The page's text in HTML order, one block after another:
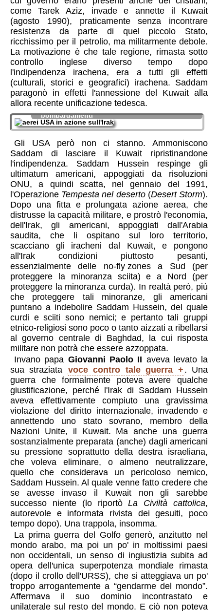
come Tarek Aziz, invade e annette il Kuwait
(agosto 1990), praticamente senza incontrare
resistenza da parte di quel piccolo Stato,
ricchissimo per il petrolio, ma militarmente debole.
La motivazione è che tale regione, rimasta sotto
controllo inglese diverso tempo dopo
l'indipendenza irachena, era a tutti gli effetti
(culturali, storici e geografici) irachena. Saddam
paragonò in effetti l'annessione del Kuwait alla
allora recente unificazione tedesca.
aerei USA in azione sull'Irak: la prima guerra
del Golfo fu combattuta essenzialmente con
bombardamenti
Gli USA però non ci stanno. Ammoniscono
Saddam di lasciare il Kuwait ripristinandone
l'indipendenza. Saddam Hussein respinge gli
ultimatum americani, appoggiati da risoluzioni
ONU, a quindi scatta, nel gennaio del 1991,
l'Operazione Tempesta nel deserto(Desert Storm).
Dopo una fitta e prolungata azione aerea, che
distrusse la capacità militare, e prostrò l'economia,
dell'Irak, gli americani, appoggiati dall'Arabia
saudita, che li ospitano sul loro territorio,
scacciano gli iracheni dal Kuwait, e pongono
all'Irak condizioni piuttosto pesanti,
essenzialmente delle no-fly zonesa Sud (per
proteggere la minoranza sciita) e a Nord (per
proteggere la minoranza curda). In realtà però, più
che proteggere tali minoranze, gli americani
puntano a indebolire Saddam Hussein, del quale
curdi e sciiti sono nemici; e pertanto tali gruppi
etnico-religiosi sono poco o tanto aizzati a ribellarsi
al governo centrale di Baghdad, la cui risposta
militare non potrà che essere azzoppata.
Invano papa Giovanni Paolo II aveva levato la
sua straziata voce contro tale guerra
. Una
guerra che formalmente poteva avere qualche
giustificazione, perché l'Irak di Saddam Hussein
aveva effettivamente compiuto una gravissima
violazione del diritto internazionale, invadendo e
annettendo uno stato sovrano, membro della
Nazioni Unite, il Kuwait. Ma anche una guerra
sostanzialmente preparata (anche) dagli americani
su pressione soprattutto della destra israeliana,
che voleva eliminare, o almeno neutralizzare,
quello che considerava un pericoloso nemico,
Saddam Hussein. Al quale venne fatto credere che
se avesse invaso il Kuwait non gli sarebbe
successo niente (lo riportòLa Civiltà cattolica,
autorevole e informata rivista dei gesuiti, poco
tempo dopo). Una trappola, insomma.
La prima guerra del Golfo generò, anzitutto nel
mondo arabo, ma poi un po' in moltissimi paesi
non occidentali, un senso di ingiustizia subita ad
opera dell'unica superpotenza mondiale rimasta
(dopo il crollo dell'URSS), che si atteggiava un po'
troppo arrogantemente a “gendarme del mondo”.
Affermava il suo dominio incontrastato e
unilaterale sul resto del mondo. E ciò non poteva